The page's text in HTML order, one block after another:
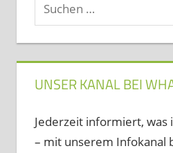
nach:
UNSER KANAL BEI
Jederzeit informiert, was
– mit unserem Infokanal